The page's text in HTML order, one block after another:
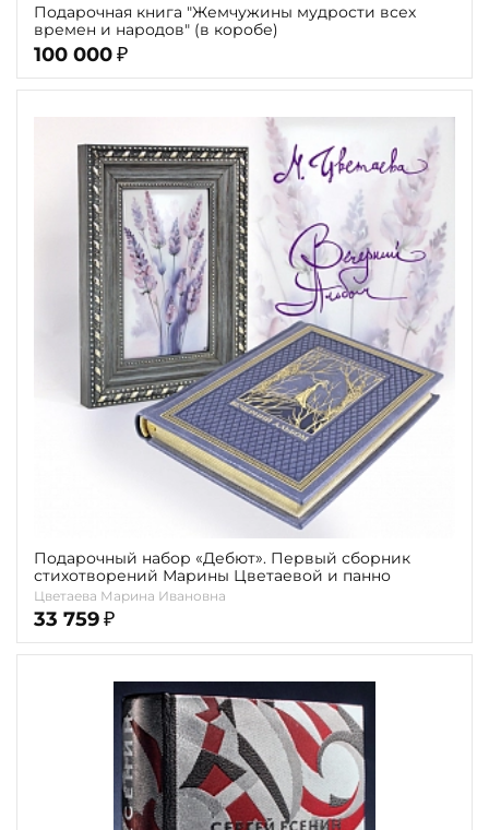
Подарочная книга "Жемчужины мудрости всех
времен и народов" (в коробе)
100 000 ₽
Подарочный набор «Дебют». Первый сборник
стихотворений Марины Цветаевой и панно
Цветаева Марина Ивановна
33 759 ₽